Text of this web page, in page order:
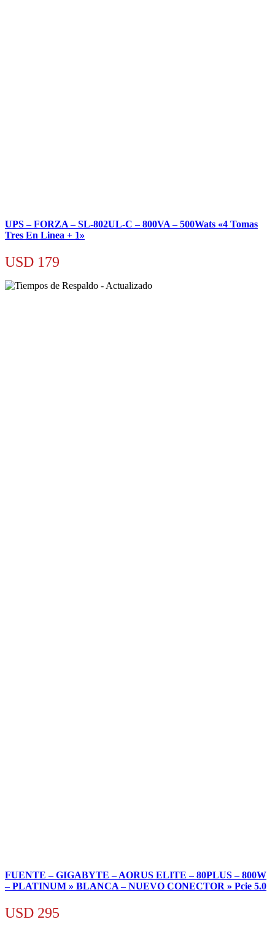
UPS – FORZA – SL-802UL-C – 800VA – 500Wats «4 Tomas
Tres En Linea + 1»
USD 179
FUENTE – GIGABYTE – AORUS ELITE – 80PLUS – 800W
– PLATINUM » BLANCA – NUEVO CONECTOR » Pcie 5.0
USD 295